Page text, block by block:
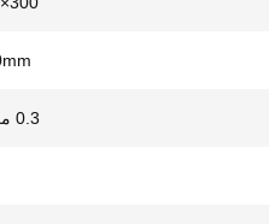
0.3 مگاپاسکال